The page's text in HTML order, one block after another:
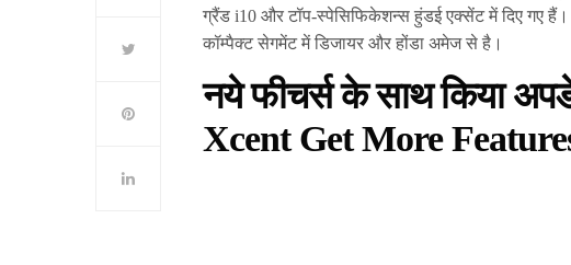
ग्रैंड i10 और टॉप-स्पेसिफिकेशन्स हुंडई एक्सेंट में दिए गए
कॉम्पैक्ट सेगमेंट में डिजायर और होंडा अमेज से है।
नये फीचर्स के साथ किया
Xcent Get More